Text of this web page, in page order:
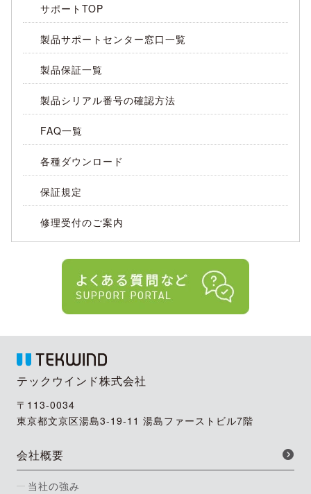
サポートTOP
製品サポートセンター窓口一覧
製品保証一覧
製品シリアル番号の確認方法
FAQ一覧
各種ダウンロード
保証規定
修理受付のご案内
テックウインド株式会社
〒113-0034
東京都文京区湯島3-19-11 湯島ファーストビル7階
会社概要
当社の強み